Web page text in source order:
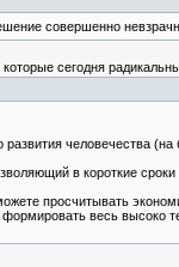
совершенно
сегодня
развития человечества
в короткие
просчитывать
весь высоко